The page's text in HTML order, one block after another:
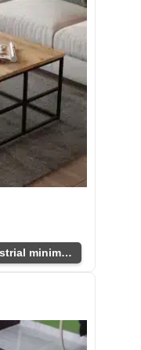
Mesa de centro estilo industrial minimalista